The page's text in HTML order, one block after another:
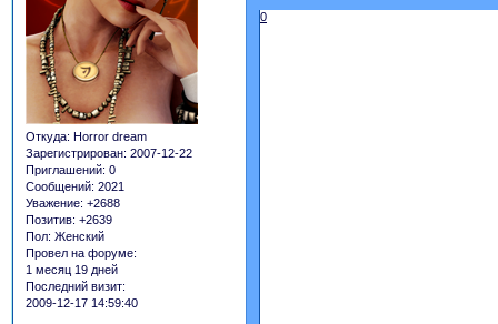
Откуда: Horror dream
Зарегистрирован: 2007-12-22
Приглашений: 0
Сообщений: 2021
Уважение: +2688
Позитив: +2639
Пол: Женский
Провел на форуме:
1 месяц 19 дней
Последний визит:
2009-12-17 14:59:40
0